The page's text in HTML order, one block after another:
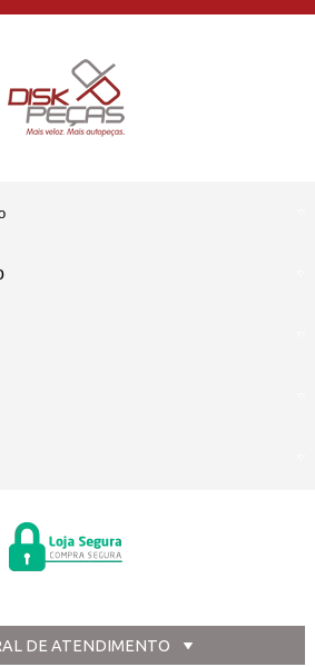
Nossas Lojas Físicas
DE ATENDIMENTO